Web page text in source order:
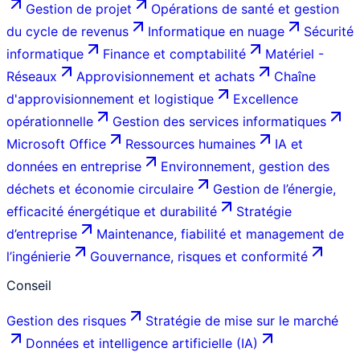
Gestion de projet
Opérations de santé et gestion
du cycle de revenus
Informatique en nuage
Sécurité
informatique
Finance et comptabilité
Matériel -
Réseaux
Approvisionnement et achats
Chaîne
d'approvisionnement et logistique
Excellence
opérationnelle
Gestion des services informatiques
Microsoft Office
Ressources humaines
IA et
données en entreprise
Environnement, gestion des
déchets et économie circulaire
Gestion de l’énergie,
efficacité énergétique et durabilité
Stratégie
d’entreprise
Maintenance, fiabilité et management de
l’ingénierie
Gouvernance, risques et conformité
Conseil
Gestion des risques
Stratégie de mise sur le marché
Données et intelligence artificielle (IA)